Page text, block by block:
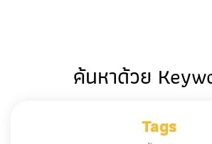
ค้นหาด้วย
Tags